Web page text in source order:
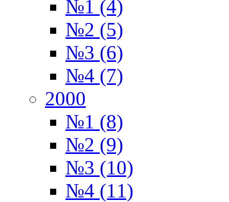
№1 (4)
№2 (5)
№3 (6)
№4 (7)
2000
№1 (8)
№2 (9)
№3 (10)
№4 (11)